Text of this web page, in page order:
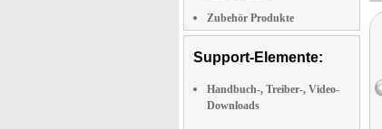
Zubehör Produkte
Support-Elemente:
Handbuch-, Treiber-, Video-
Downloads